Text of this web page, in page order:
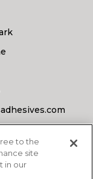
to the
site
in our